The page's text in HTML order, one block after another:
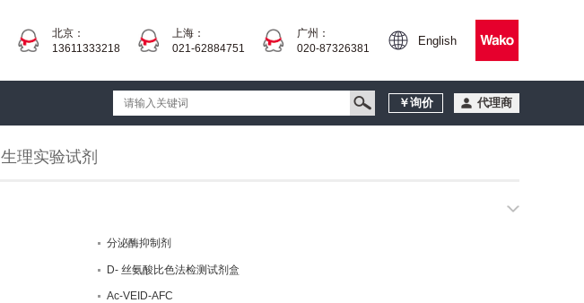
北京：
13611333218
上海：
021-62884751
广州：
020-87326381
English
￥询价 代理商
生理实验试剂
分泌酶抑制剂
D- 丝氨酸比色法检测试剂盒
Ac-VEID-AFC